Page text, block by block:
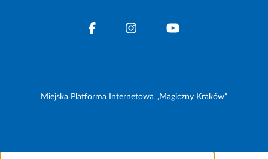
Miejska Platforma Internetowa „Magiczny Kraków”